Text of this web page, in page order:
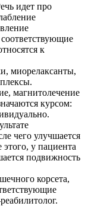
идет про
к
миорелаксанты,
магнитолечение
курсом:
чего улучшается
у пациента
подвижность
корсета,